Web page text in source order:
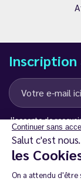
Continuer sans
Salut c'est
les
On a attendu d'être
J’accepte de
LD Groupe
Restez en